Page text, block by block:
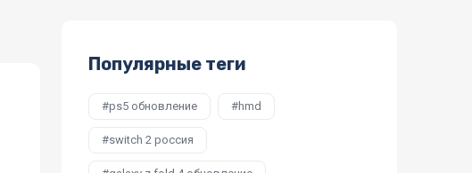
Популярные теги
ps5 обновление hmd
switch 2 россия